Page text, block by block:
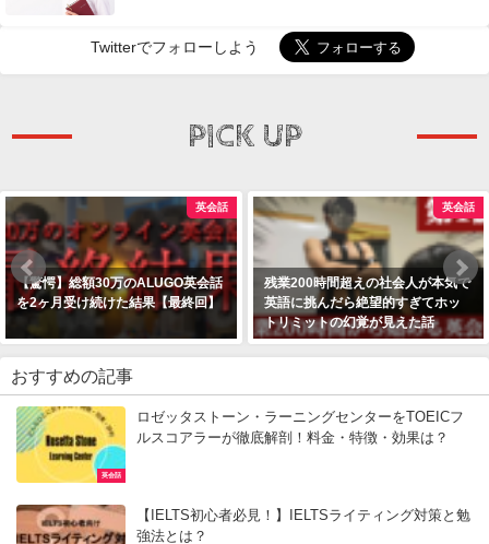
Twitterでフォローしよう
PICK UP
英会話
【驚愕】総額30万のALUGO英会話
を2ヶ月受け続けた結果【最終回】
英会話
残業200時間超えの社会人が本気で
英語に挑んだら絶望的すぎてホッ
トリミットの幻覚が見えた話
おすすめの記事
英会話
ロゼッタストーン・ラーニングセンターをTOEICフ
ルスコアラーが徹底解剖！料金・特徴・効果は？
【IELTS初心者必見！】IELTSライティング対策と勉
強法とは？